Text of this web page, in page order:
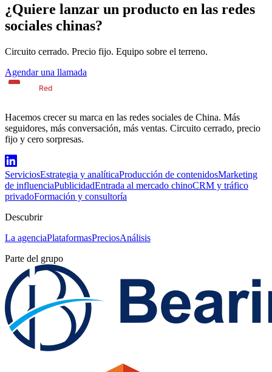
¿Quiere lanzar un producto en las redes
sociales chinas?
Circuito cerrado. Precio fijo. Equipo sobre el terreno.
Agendar una llamada
Hacemos crecer su marca en las redes sociales de China. Más
seguidores, más conversación, más ventas. Circuito cerrado, precio
fijo y cero sorpresas.
ServiciosEstrategia y analíticaProducción de contenidosMarketing
de influenciaPublicidadEntrada al mercado chinoCRM y tráfico
privadoFormación y consultoría
Descubrir
La agenciaPlataformasPreciosAnálisis
Parte del grupo